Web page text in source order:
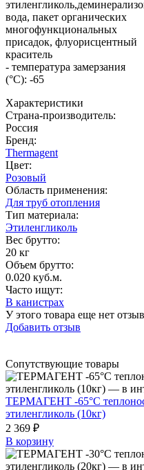
вода, пакет органических
многофункциональных
присадок, флуорисцентный
краситель
- температура замерзания
(°C): -65
Характеристики
Страна-производитель:
Россия
Бренд:
Thermagent
Цвет:
Розовый
Область применения:
Для труб отопления
Тип материала:
Этиленгликоль
Вес брутто:
20 кг
Объем брутто:
0.020 куб.м.
Часто ищут:
В канистрах
У этого товара еще нет
Добавить отзыв
Сопутствующие товары
ТЕРМАГЕНТ -65°C
этиленгликоль (10кг)
2 369 ₽
В корзину